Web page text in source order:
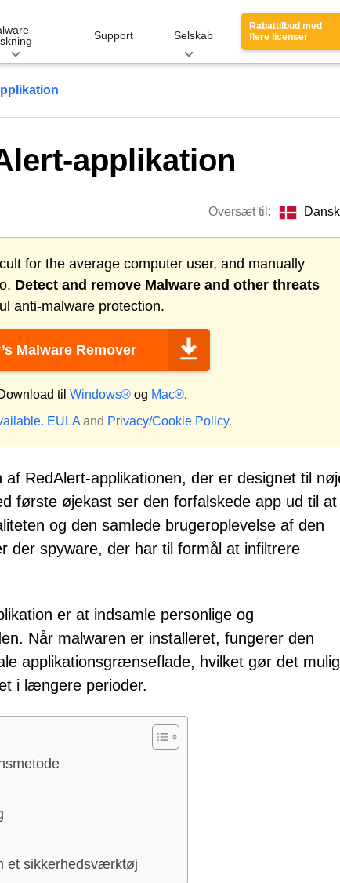
Support Selskab
Rabattilbud med
flere licenser
applikation
Oversæt til: Dansk
for the average computer user, and manually
Detect and remove Malware and other threats
anti-malware protection.
Malware Remover
til Windows® og Mac®.
EULA and Privacy/Cookie Policy.
RedAlert-applikationen, der er designet til
første øjekast ser den forfalskede app ud til at
og den samlede brugeroplevelse af den
der spyware, der har til formål at infiltrere
er at indsamle personlige og
Når malwaren er installeret, fungerer den
applikationsgrænseflade, hvilket gør det
i længere perioder.
et sikkerhedsværktøj